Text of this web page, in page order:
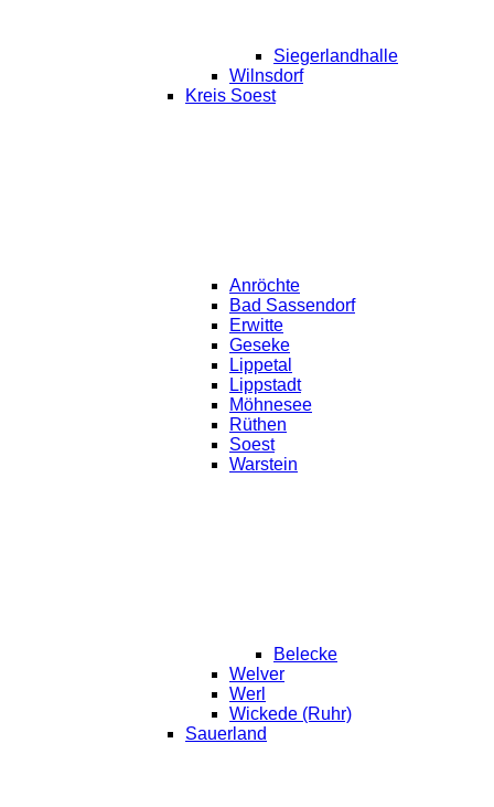
Siegerlandhalle
Wilnsdorf
Kreis Soest
Anröchte
Bad Sassendorf
Erwitte
Geseke
Lippetal
Lippstadt
Möhnesee
Rüthen
Soest
Warstein
Belecke
Welver
Werl
Wickede (Ruhr)
Sauerland